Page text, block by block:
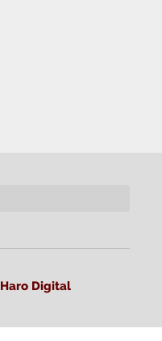
Haro Digital